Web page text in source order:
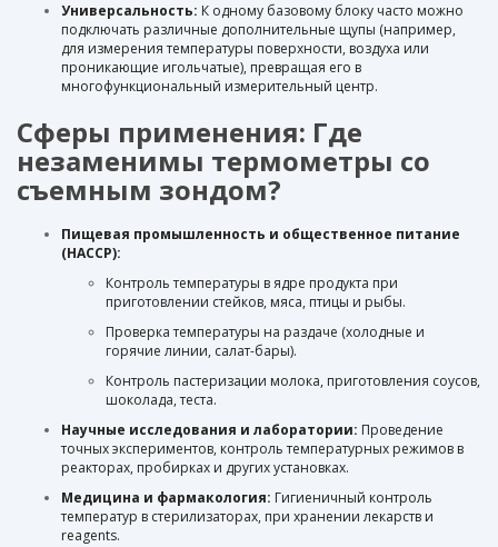
Универсальность: К одному базовому блоку часто можно
подключать различные дополнительные щупы (например,
для измерения температуры поверхности, воздуха или
проникающие игольчатые), превращая его в
многофункциональный измерительный центр.
Сферы применения: Где
незаменимы термометры со
съемным зондом?
Пищевая промышленность и общественное питание
(HACCP):
Контроль температуры в ядре продукта при
приготовлении стейков, мяса, птицы и рыбы.
Проверка температуры на раздаче (холодные и
горячие линии, салат-бары).
Контроль пастеризации молока, приготовления соусов,
шоколада, теста.
Научные исследования и лаборатории: Проведение
точных экспериментов, контроль температурных режимов в
реакторах, пробирках и других установках.
Медицина и фармакология: Гигиеничный контроль
температур в стерилизаторах, при хранении лекарств и
reagents.